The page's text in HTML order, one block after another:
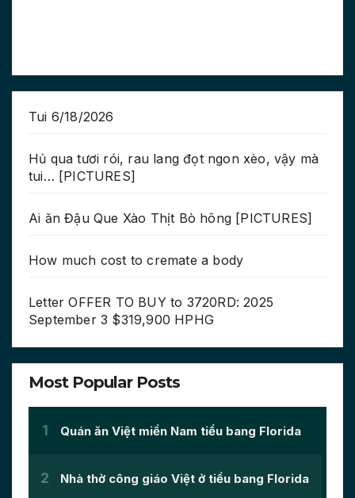
Tui 6/18/2026
Hủ qua tươi rói, rau lang đọt ngon xèo, vậy mà
tui… [PICTURES]
Ai ăn Đậu Que Xào Thịt Bò hông [PICTURES]
How much cost to cremate a body
Letter OFFER TO BUY to 3720RD: 2025
September 3 $319,900 HPHG
Most Popular Posts